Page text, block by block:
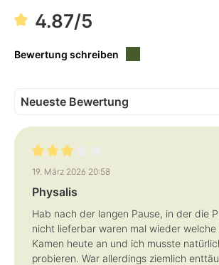
a
e
e
i
1
4.87/5
Bewertung schreiben
Bewertung mit 3 von 5 Sternen
19. März 2026 20:58
Physalis
Hab nach der langen Pause, in der die
nicht lieferbar waren mal wieder welche
Kamen heute an und ich musste
probieren. War allerdings ziemlich